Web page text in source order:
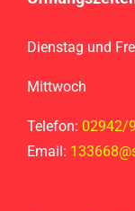
Dienstag und
Telefon: 02942/
Email: